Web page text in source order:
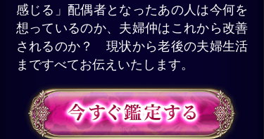
感じる」配偶者となったあの人は今何を
想っているのか、夫婦仲はこれから改善
されるのか？ 現状から老後の夫婦生活
まですべてお伝えいたします。